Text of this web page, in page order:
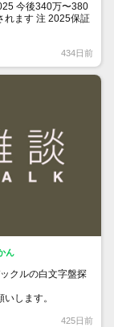
今後340万〜380
れます 注 2025保証
より
434日前
ん
クルの白文字盤探
します。
425日前